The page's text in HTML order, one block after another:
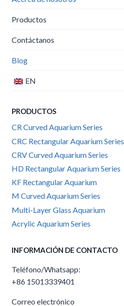
Productos
Contáctanos
Blog
EN
PRODUCTOS
CR Curved Aquarium Series
CRC Rectangular Aquarium Series
CRV Curved Aquarium Series
HD Rectangular Aquarium Series
KF Rectangular Aquarium
M Curved Aquarium Series
Multi-Layer Glass Aquarium
Acrylic Aquarium Series
INFORMACIÓN DE CONTACTO
Teléfono/Whatsapp:
+86 15013339401
Correo electrónico